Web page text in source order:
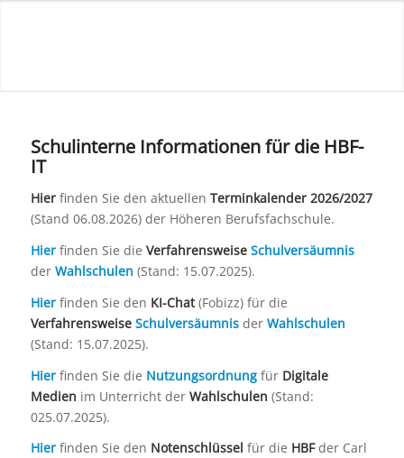
Schulinterne Informationen für die HBF-
IT
Hier finden Sie den aktuellen Terminkalender 2026/2027
(Stand 06.08.2026) der Höheren Berufsfachschule.
Hierfinden Sie die Verfahrensweise Schulversäumnis
derWahlschulen (Stand: 15.07.2025).
Hierfinden Sie den KI-Chat(Fobizz) für die
Verfahrensweise SchulversäumnisderWahlschulen
(Stand: 15.07.2025).
Hierfinden Sie die Nutzungsordnungfür Digitale
Medien im Unterricht der Wahlschulen (Stand:
025.07.2025).
Hierfinden Sie den Notenschlüssel für die HBFder Carl